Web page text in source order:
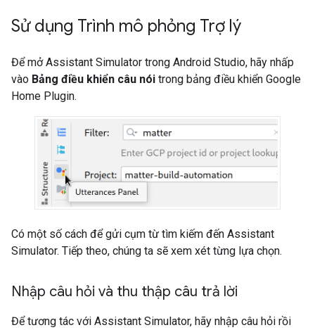
Sử dụng Trình mô phỏng Trợ lý
Để mởAssistant Simulator trong Android Studio, hãy nhấp
vào Bảng điều khiển câu nói trong bảng điều khiển Google
Home Plugin.
Có một số cách để gửi cụm từ tìm kiếm đến Assistant
Simulator. Tiếp theo, chúng ta sẽ xem xét từng lựa chọn.
Nhập câu hỏi và thu thập câu trả lời
Để tương tác với Assistant Simulator, hãy nhập câu hỏi rồi